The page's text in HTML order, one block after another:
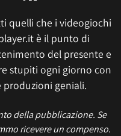
quelli che i videogiochi
è il punto di
del presente e
stupiti ogni giorno con
produzioni geniali.
della pubblicazione. Se
ricevere un compenso.